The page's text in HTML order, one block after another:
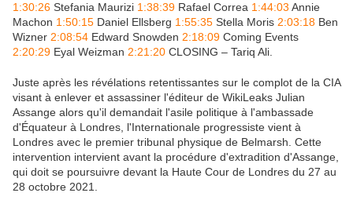
1:30:26 Stefania Maurizi 1:38:39 Rafael Correa 1:44:03 Annie
Machon 1:50:15 Daniel Ellsberg 1:55:35 Stella Moris 2:03:18 Ben
Wizner 2:08:54 Edward Snowden 2:18:09 Coming Events
2:20:29 Eyal Weizman 2:21:20 CLOSING – Tariq Ali.
Juste après les révélations retentissantes sur le complot de la CIA
visant à enlever et assassiner l'éditeur de WikiLeaks Julian
Assange alors qu'il demandait l'asile politique à l'ambassade
d'Équateur à Londres, l'Internationale progressiste vient à
Londres avec le premier tribunal physique de Belmarsh. Cette
intervention intervient avant la procédure d'extradition d'Assange,
qui doit se poursuivre devant la Haute Cour de Londres du 27 au
28 octobre 2021.